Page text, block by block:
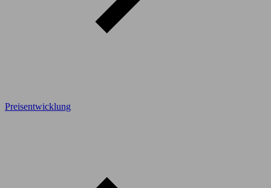
Preisentwicklung